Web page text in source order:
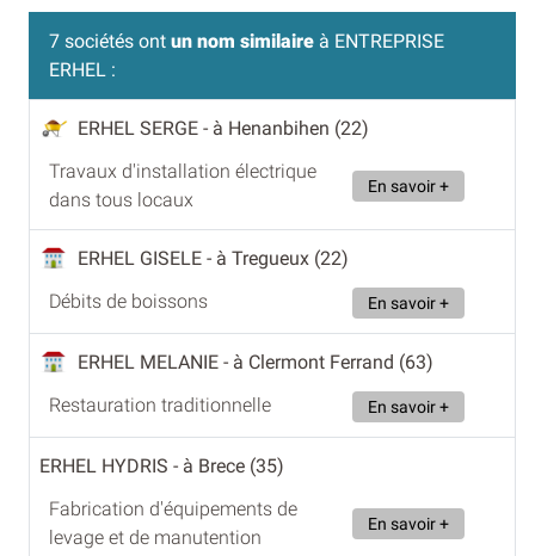
7 sociétés ont un nom similaire à ENTREPRISE
ERHEL :
ERHEL SERGE - à Henanbihen (22)
Travaux d'installation électrique
dans tous locaux
En savoir +
ERHEL GISELE - à Tregueux (22)
Débits de boissons
En savoir +
ERHEL MELANIE - à Clermont Ferrand (63)
Restauration traditionnelle
En savoir +
ERHEL HYDRIS - à Brece (35)
Fabrication d'équipements de
levage et de manutention
En savoir +